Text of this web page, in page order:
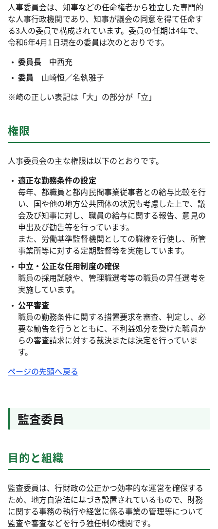
人事委員会は、知事などの任命権者から独立した専門的
な人事行政機関であり、知事が議会の同意を得て任命す
る3人の委員で構成されています。委員の任期は4年で、
令和6年4月1日現在の委員は次のとおりです。
委員長 中西充
委員 山崎恒／名執雅子
※崎の正しい表記は「大」の部分が「立」
権限
人事委員会の主な権限は以下のとおりです。
適正な勤務条件の設定
毎年、都職員と都内民間事業従事者との給与比較を行
い、国や他の地方公共団体の状況も考慮した上で、議
会及び知事に対し、職員の給与に関する報告、意見の
申出及び勧告等を行っています。
また、労働基準監督機関としての職権を行使し、所管
事業所等に対する定期監督等を実施しています。
中立・公正な任用制度の確保
職員の採用試験や、管理職選考等の職員の昇任選考を
実施しています。
公平審査
職員の勤務条件に関する措置要求を審査、判定し、必
要な勧告を行うとともに、不利益処分を受けた職員か
らの審査請求に対する裁決または決定を行っていま
す。
ページの先頭へ戻る
監査委員
目的と組織
監査委員は、行財政の公正かつ効率的な運営を確保する
ため、地方自治法に基づき設置されているもので、財務
に関する事務の執行や経営に係る事業の管理等について
監査や審査などを行う独任制の機関です。